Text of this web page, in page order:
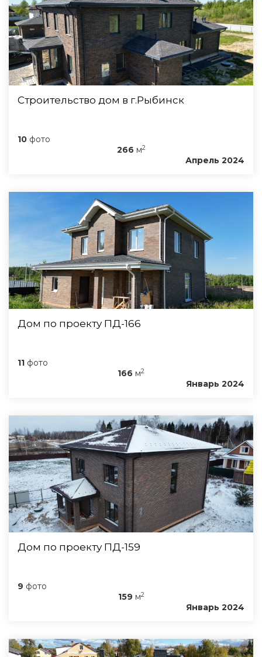
Строительство дом в г.Рыбинск
10 фото
266 м2
Апрель 2024
Дом по проекту ПД-166
11 фото
166 м2
Январь 2024
Дом по проекту ПД-159
9 фото
159 м2
Январь 2024